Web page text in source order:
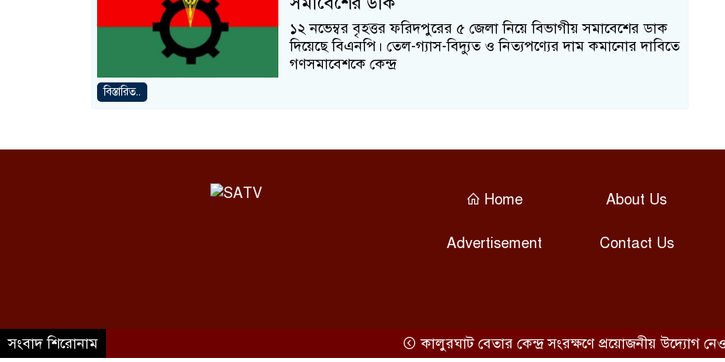
১২ নভেম্বর বৃহত্তর ফরিদপুরের ৫ জেলা নিয়ে বিভাগীয় সমাবেশের ডাক
দিয়েছে বিএনপি। তেল-গ্যাস-বিদ্যুত ও নিত্যপণ্যের দাম কমানোর দাবিতে
গণসমাবেশকে কেন্দ্র
বিস্তারিত..
Home About Us
Advertisement Contact Us
©SATV 2026 All rights reserved
সংবাদ শিরোনাম কালুরঘাট বেতার কেন্দ্র সংরক্ষণে প্রয়োজনীয় উদ্যোগ নেওয়া